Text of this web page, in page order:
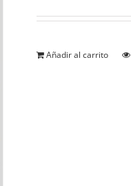
Añadir al carrito